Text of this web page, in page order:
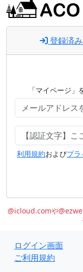
登録済
「マイページ」
利用規約およびプ
@icloud.comや
ログイン画面
ご利用規約